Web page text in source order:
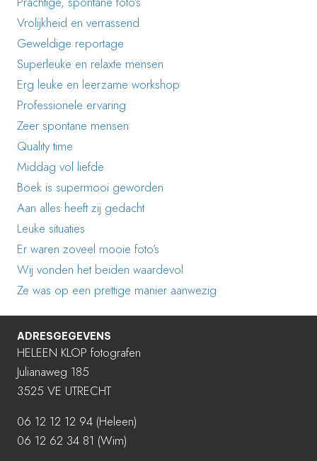
Vrolijkheid en verrassend
Geweldige reportage
Superleuke en relaxte mensen
Erg leuke en leerzame workshop
Professionele ervaring
Zeer spontane mensen
Quality time
Middag vol liefde
Boek is supermooi geworden
Aan alles heeft zij gedacht
Leuke situaties
Er waren zoveel mooie foto’s
Wij vonden het beiden waardevol
Ze was op een prettige manier aanwezig
ADRESGEGEVENS
HELEEN KLOP fotografen
Julianaweg 185
3525 VE UTRECHT
06 12 12 12 94 (Heleen)
06 12 62 34 81 (Wim)